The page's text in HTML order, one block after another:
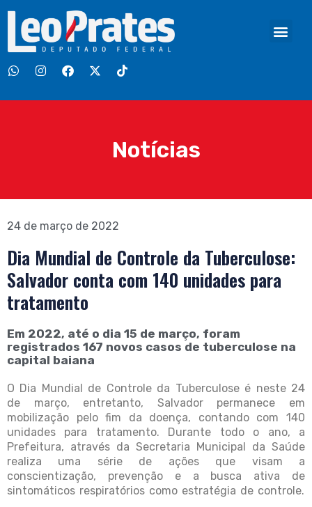
Notícias
24 de março de 2022
Dia Mundial de Controle da Tuberculose:
Salvador conta com 140 unidades para
tratamento
Em 2022, até o dia 15 de março, foram
registrados 167 novos casos de tuberculose na
capital baiana
O Dia Mundial de Controle da Tuberculose é neste 24
de março, entretanto, Salvador permanece em
mobilização pelo fim da doença, contando com 140
unidades para tratamento. Durante todo o ano, a
Prefeitura, através da Secretaria Municipal da Saúde
realiza uma série de ações que visam a
conscientização, prevenção e a busca ativa de
sintomáticos respiratórios como estratégia de controle.